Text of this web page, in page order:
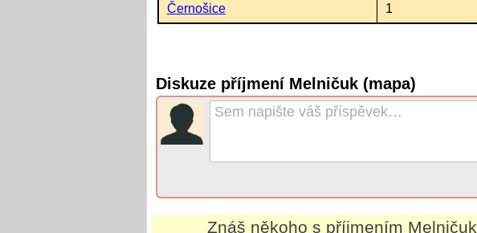
Černošice 1
Diskuze příjmení Melničuk (mapa)
Znáš někoho s příjmením Melničuk